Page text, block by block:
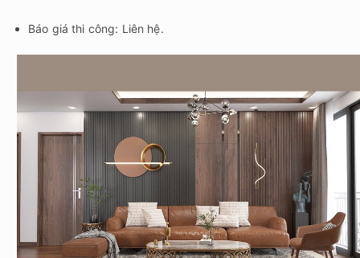
Báo giá thi công: Liên hệ.